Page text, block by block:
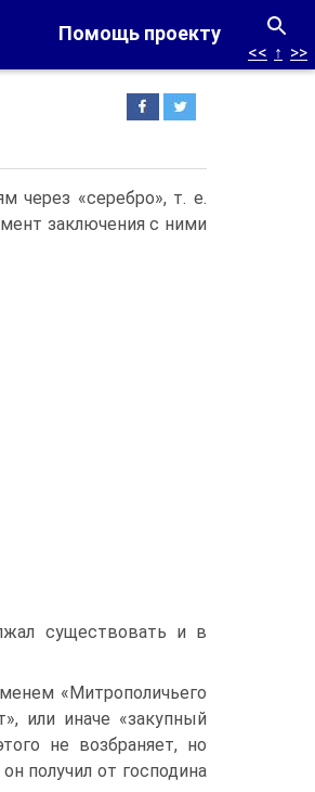
Помощь проекту
<< ↑ >>
через «серебро», т. e.
заключения с ними
существовать и в
«Митрополичьего
или иначе «закупный
не возбраняет, но
получил от господина